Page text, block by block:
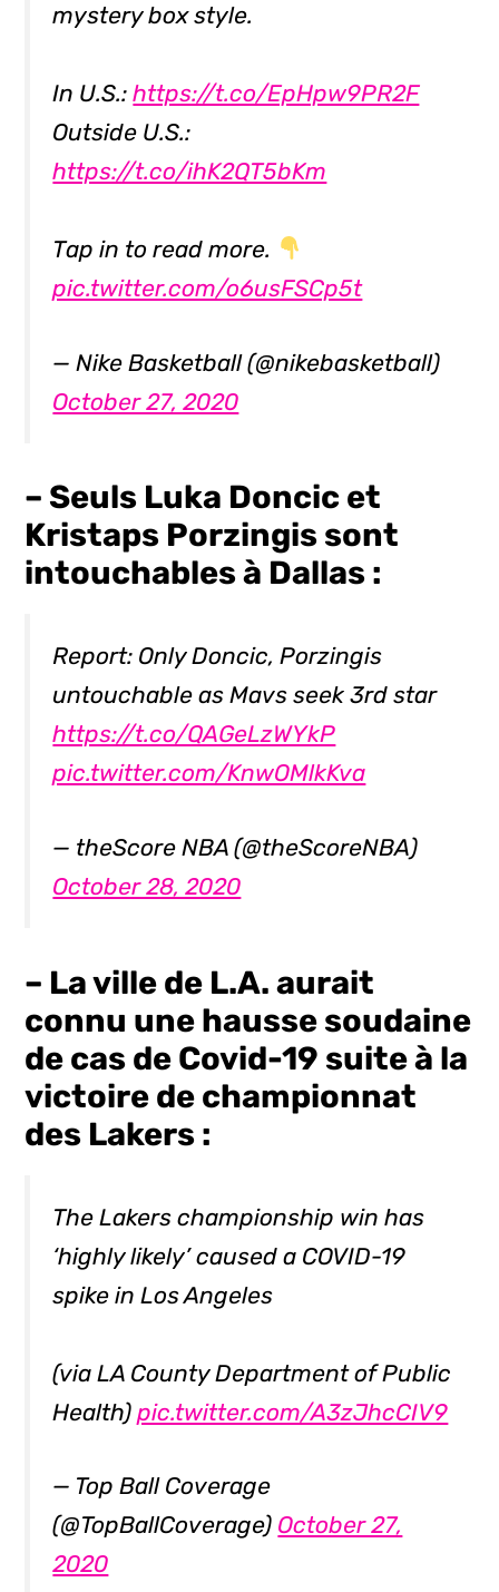
mystery box style.
In U.S.:https://t.co/EpHpw9PR2F
Outside U.S.:
https://t.co/ihK2QT5bKm
Tap in to read more.
pic.twitter.com/o6usFSCp5t
— Nike Basketball (@nikebasketball)
October 27, 2020
– Seuls Luka Doncic et
Kristaps Porzingis sont
intouchables à Dallas :
Report: Only Doncic, Porzingis
untouchable as Mavs seek 3rd star
https://t.co/QAGeLzWYkP
pic.twitter.com/KnwOMlkKva
— theScore NBA (@theScoreNBA)
October 28, 2020
– La ville de L.A. aurait
connu une hausse soudaine
de cas de Covid-19 suite à la
victoire de championnat
des Lakers :
The Lakers championship win has
‘highly likely’ caused a COVID-19
spike in Los Angeles
(via LA County Department of Public
Health)pic.twitter.com/A3zJhcCIV9
— Top Ball Coverage
(@TopBallCoverage) October 27,
2020